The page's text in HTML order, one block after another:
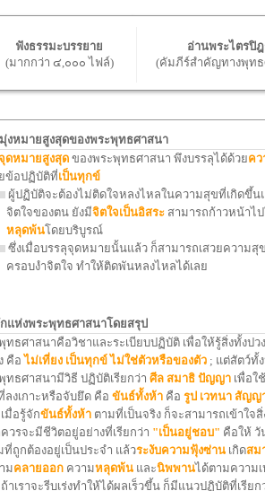
ฟังธรรมะบรรยาย
(มากกว่า ๔,๐๐๐ ไฟล์)
อ่านพระไตรปิ
(คัมภีร์สำคัญทางพุทธ
งหมายสูงสุดของพระพุทธศาสนา
ดหมายสูงสุดของพระพุทธศาสนา พึงบรรลุได้ด้วยค
ข้อปฏิบัติที่เป็นทุกข์
ผู้ปฏิบัติจะต้องไม่ติดใจหลงไหลในความสุขที่เกิดขึ้
จของตน ยังมีจิตใจเป็นอิสระสามารถก้าวหน้าไป
หลุดพ้นโดยบริบูรณ์
ซึ่งเมื่อบรรลุจุดหมายนั้นแล้ว ก็สามารถเสวยความ
บงำจิตใจ ทำให้ติดพันหลงไหลได้เลย
แห่งพระพุทธศาสนาโดยสรุป
ศาสนาคือวิชาและระเบียบปฏิบัติ เพื่อให้รู้สิ่งทั้งปวง
คือไม่เที่ยง เป็นทุกข์ ไม่ใช่ตัวหรือของตัว; แต่สัตว์ทั้
ทธศาสนามีวิธี ปฏิบัติเรียกว่า ศีล สมาธิ ปัญญาเพื่อใ
ลงเกาะหรือจับยึด คือ ขันธ์ทั้งห้าคือ รูป เวทนา สัญญ
อรู้จักขันธ์ทั้งห้าตามที่เป็นจริง ก็จะสามารถเข้าใจ
ควรจะมีชีวิตอยู่อย่างที่เรียกว่า "เป็นอยู่ชอบ" คือให้ วั
ที่ถูกต้องอยู่เป็นประจำ แล้วระงับความฟุ้งซ่านเกิดสม
มคลายออกความหลุดพ้น และนิพพานได้ตามความ
ราจะรีบเร่งทำให้ได้ผลเร็วขึ้น ก็มีแนวปฏิบัติที่เรียก